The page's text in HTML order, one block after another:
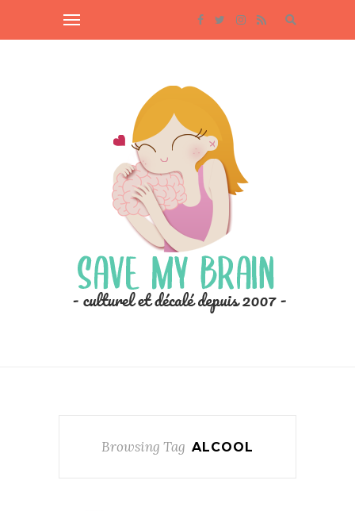
Browsing Tag ALCOOL